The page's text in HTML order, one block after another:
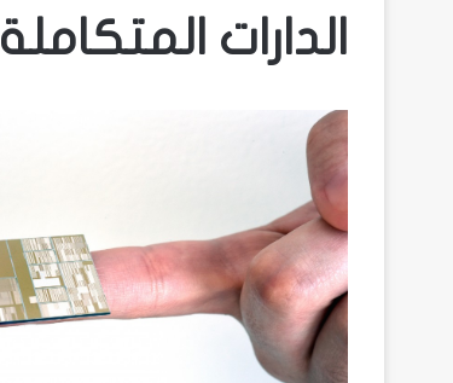
الدارات المتكاملة